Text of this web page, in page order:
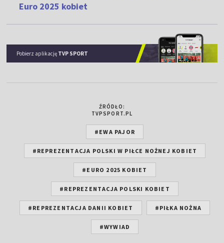
Euro 2025 kobiet
Pobierz aplikację TVP SPORT
ŹRÓDŁO:
TVPSPORT.PL
#EWA PAJOR
#REPREZENTACJA POLSKI W PIŁCE NOŻNEJ KOBIET
#EURO 2025 KOBIET
#REPREZENTACJA POLSKI KOBIET
#REPREZENTACJA DANII KOBIET #PIŁKA NOŻNA
#WYWIAD